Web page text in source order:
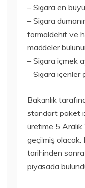
– Sigara en
– Sigara
formaldehit ve
maddeler
– Sigara içmek
– Sigara içenler
Bakanlık
standart paket
üretime 5
geçilmiş olacak.
tarihinden
piyasada